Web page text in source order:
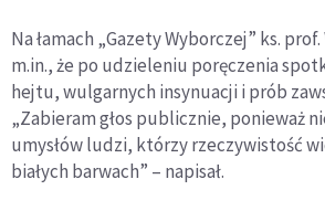
Na łamach „Gazety Wyborczej” ks.
m.in., że po udzieleniu poręczenia
hejtu, wulgarnych insynuacji i prób
„Zabieram głos publicznie, ponieważ
umysłów ludzi, którzy rzeczywistość
białych barwach” – napisał.